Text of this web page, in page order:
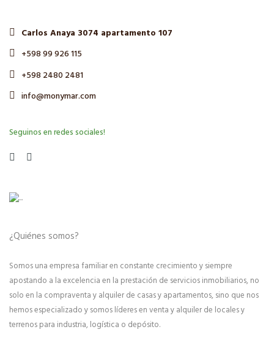
Carlos Anaya 3074 apartamento 107
+598 99 926 115
+598 2480 2481
info@monymar.com
Seguinos en redes sociales!
¿Quiénes somos?
Somos una empresa familiar en constante crecimiento y siempre
apostando a la excelencia en la prestación de servicios inmobiliarios, no
solo en la compraventa y alquiler de casas y apartamentos, sino que nos
hemos especializado y somos líderes en venta y alquiler de locales y
terrenos para industria, logística o depósito.